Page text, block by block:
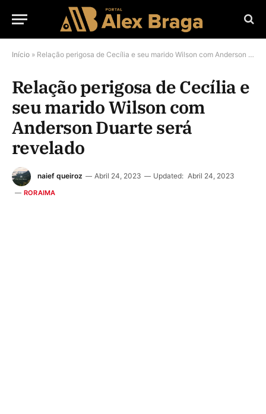
Início » Relação perigosa de Cecília e seu marido Wilson com Anderson Duarte será revelado
Relação perigosa de Cecília e
seu marido Wilson com
Anderson Duarte será
revelado
naief queiroz Abril 24, 2023 Updated: Abril 24, 2023
RORAIMA